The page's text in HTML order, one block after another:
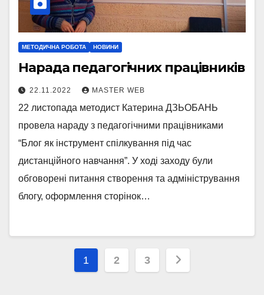
МЕТОДИЧНА РОБОТА НОВИНИ
Нарада педагогічних працівників
22.11.2022 MASTER WEB
22 листопада методист Катерина ДЗЬОБАНЬ
провела нараду з педагогічними працівниками
“Блог як інструмент спілкування під час
дистанційного навчання”. У ході заходу були
обговорені питання створення та адміністрування
блогу, оформлення сторінок…
Пагінація
1 2 3